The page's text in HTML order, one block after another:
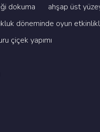
dokuma
ahşap üst
dönemi̇nde oyun
çi̇çek yapimi